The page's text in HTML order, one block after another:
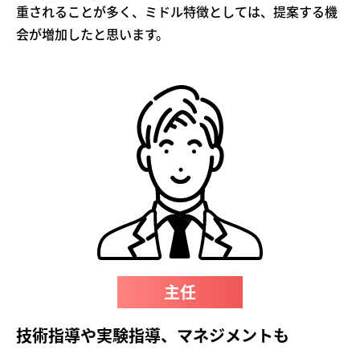
重されることが多く、ミドル特徴としては、提案する機
会が増加したと思います。
主任
技術指導や実験指導、マネジメントも